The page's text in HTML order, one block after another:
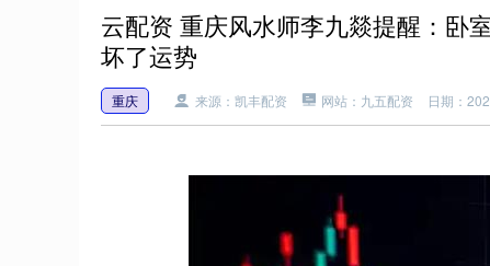
云配资 重庆风水师李九燚提醒：卧
坏了运势
重庆 来源：凯丰配资 网站：九五配资 日期：